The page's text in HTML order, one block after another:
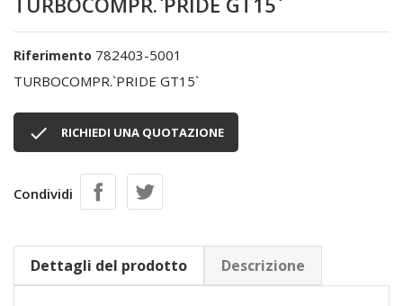
Riferimento 782403-5001
TURBOCOMPR.`PRIDE GT15`
 RICHIEDI UNA QUOTAZIONE
Condividi
Dettagli del prodotto Descrizione